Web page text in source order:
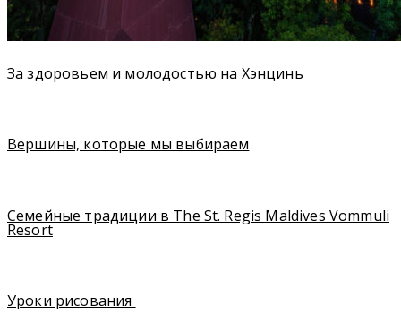
За здоровьем и молодостью на Хэнцинь
Вершины, которые мы выбираем
Семейные традиции в The St. Regis Maldives Vommuli
Resort
Уроки рисования